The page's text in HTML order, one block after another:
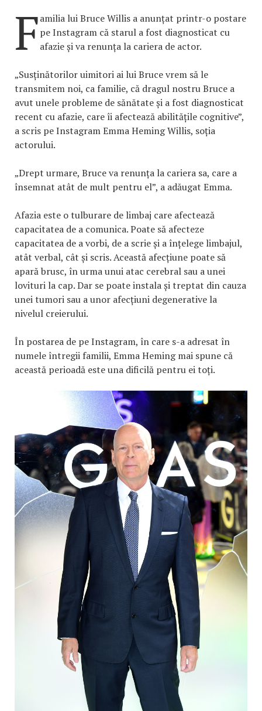
Familia lui Bruce Willis a anunțat printr-o postare
pe Instagram că starul a fost diagnosticat cu
afazie și va renunța la cariera de actor.
„Susținătorilor uimitori ai lui Bruce vrem să le
transmitem noi, ca familie, că dragul nostru Bruce a
avut unele probleme de sănătate și a fost diagnosticat
recent cu afazie, care îi afectează abilitățile cognitive”,
a scris pe Instagram Emma Heming Willis, soția
actorului.
„Drept urmare, Bruce va renunța la cariera sa, care a
însemnat atât de mult pentru el”, a adăugat Emma.
Afazia este o tulburare de limbaj care afectează
capacitatea de a comunica. Poate să afecteze
capacitatea de a vorbi, de a scrie și a înțelege limbajul,
atât verbal, cât și scris. Această afecțiune poate să
apară brusc, în urma unui atac cerebral sau a unei
lovituri la cap. Dar se poate instala și treptat din cauza
unei tumori sau a unor afecțiuni degenerative la
nivelul creierului.
În postarea de pe Instagram, în care s-a adresat în
numele întregii familii, Emma Heming mai spune că
această perioadă este una dificilă pentru ei toți.